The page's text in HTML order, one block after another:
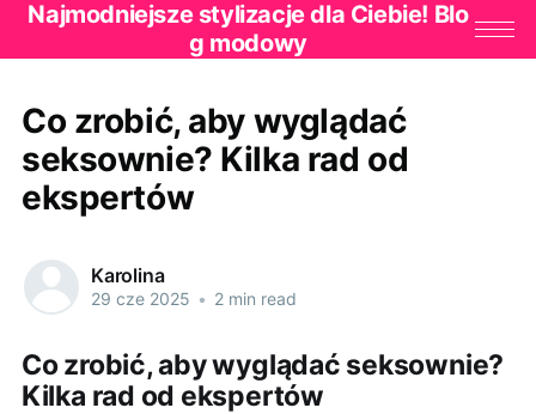
Najmodniejsze stylizacje dla Ciebie! Blo
g modowy
Co zrobić, aby wyglądać
seksownie? Kilka rad od
ekspertów
Karolina
29 cze 2025 • 2 min read
Co zrobić, aby wyglądać seksownie?
Kilka rad od ekspertów